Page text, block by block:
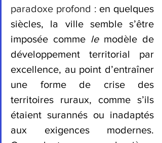
paradoxe profond : en quelques
siècles, la ville semble s’être
imposée comme le modèle de
développement territorial par
excellence, au point d’entraîner
une forme de crise des
territoires ruraux, comme s’ils
étaient surannés ou inadaptés
aux exigences modernes.